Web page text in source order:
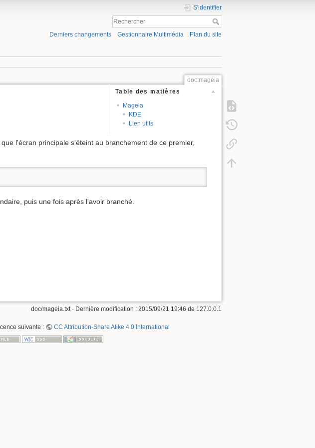
S'identifier
Derniers changements Gestionnaire Multimédia Plan du site
doc:mageia
Table des matières
Mageia
KDE
Lien utils
l'écran principale s'éteint au branchement de ce premier,
puis une fois après l'avoir branché.
doc/mageia.txt · Dernière modification : 2015/09/21 19:46 de 127.0.0.1
suivante : CC Attribution-Share Alike 4.0 International